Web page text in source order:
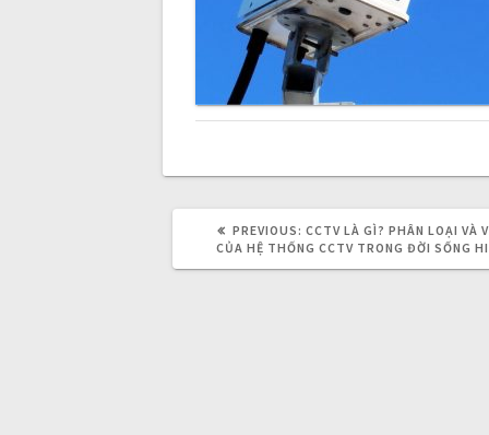
v
i
g
PREVIOUS: P
R
CCTV LÀ GÌ? PHÂN LOẠI VÀ
CỦA HỆ THỐNG CCTV TRONG ĐỜI SỐNG